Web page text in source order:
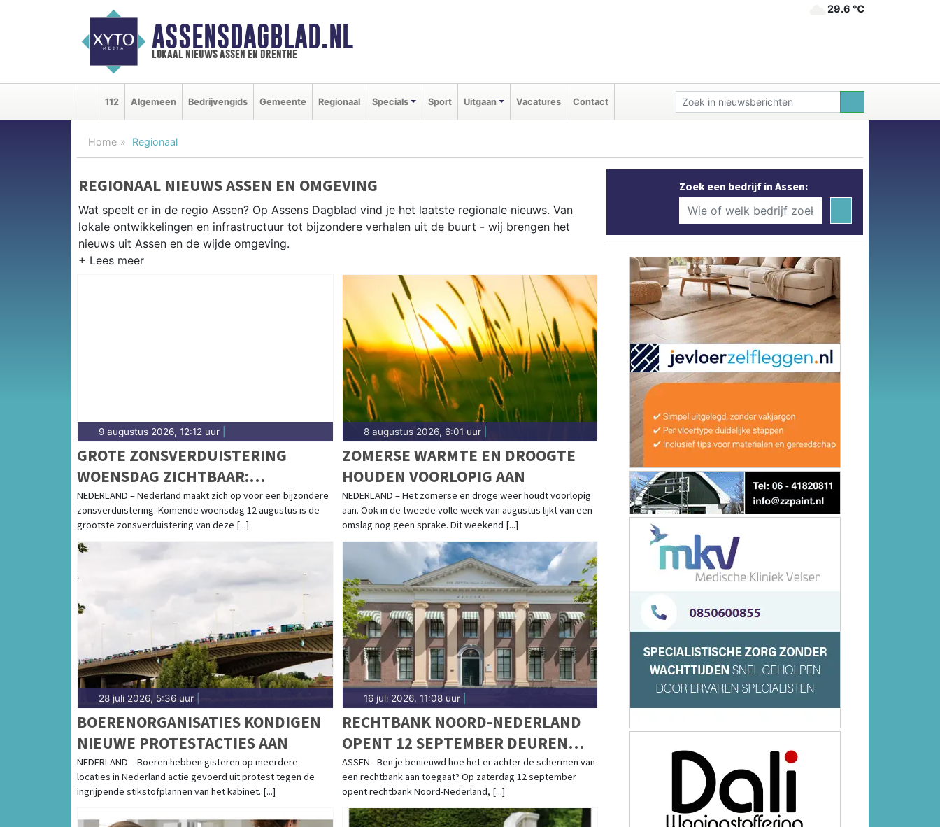
ASSENSDAGBLAD.NL
lokaal nieuws assen en drenthe
29.6 ℃
112 Algemeen Bedrijvengids Gemeente Regionaal Specials Sport Uitgaan Vacatures Contact
Home Regionaal
REGIONAAL NIEUWS ASSEN EN OMGEVING
Wat speelt er in de regio Assen? Op Assens Dagblad vind je het laatste regionale nieuws. Van
lokale ontwikkelingen en infrastructuur tot bijzondere verhalen uit de buurt - wij brengen het
nieuws uit Assen en de wijde omgeving.
Naast Assen volgen wij ook het nieuws uit Tynaarlo, Midden-Drenthe, Aa en Hunze en andere
9 augustus 2026, 12:12 uur
GROTE ZONSVERDUISTERING
WOENSDAG ZICHTBAAR:
WEERSOMSTANDIGHEDEN LIJKEN
GUNSTIG
NEDERLAND – Nederland maakt zich op voor een bijzondere
zonsverduistering. Komende woensdag 12 augustus is de
grootste zonsverduistering van deze [...]
8 augustus 2026, 6:01 uur|
ZOMERSE WARMTE EN DROOGTE
HOUDEN VOORLOPIG AAN
NEDERLAND – Het zomerse en droge weer houdt voorlopig
aan. Ook in de tweede volle week van augustus lijkt van een
omslag nog geen sprake. Dit weekend [...]
28 juli 2026, 5:36 uur
BOERENORGANISATIES KONDIGEN
NIEUWE PROTESTACTIES AAN
NEDERLAND – Boeren hebben gisteren op meerdere
locaties in Nederland actie gevoerd uit protest tegen de
ingrijpende stikstofplannen van het kabinet. [...]
16 juli 2026, 11:08 uur|
RECHTBANK NOORD-NEDERLAND
OPENT 12 SEPTEMBER DEUREN
TIJDENS OPEN DAG IN ASSEN
ASSEN - Ben je benieuwd hoe het er achter de schermen van
een rechtbank aan toegaat? Op zaterdag 12 september
opent rechtbank Noord-Nederland, [...]
Zoek een bedrijf in Assen: